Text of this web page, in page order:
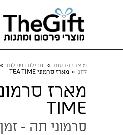
מוצרי פרסום » חבילות שי לחג »
לחג » מארז סרמוני TEA TIME
TIME
סרמוני תה -